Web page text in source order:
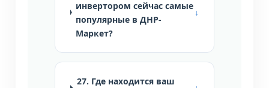
инвертором сейчас самые
популярные в ДНР-
Маркет?
27. Где находится ваш